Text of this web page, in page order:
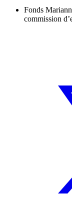
Fonds
commission